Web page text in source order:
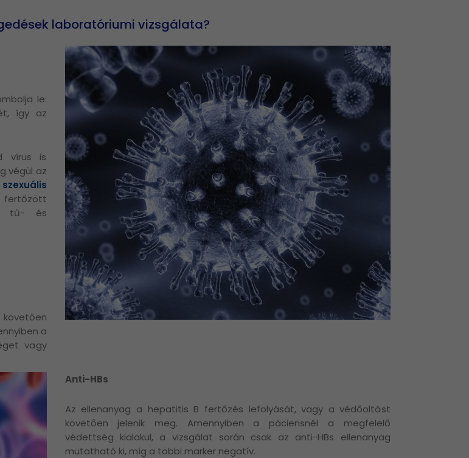
laboratóriumi vizsgálata?
le:
így az
vírus is
végül az
szexuális
fertőzött
tű- és
a
vagy
Anti-HBs
Az ellenanyag a hepatitis B fertőzés lefolyását, vagy a védőoltást
követően jelenik meg. Amennyiben a páciensnél a megfelelő
védettség kialakul, a vizsgálat során csak az anti-HBs ellenanyag
mutatható ki, míg a többi marker negatív.